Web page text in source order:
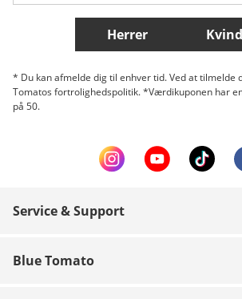
Flere lande
Herrer
* Du kan afmelde dig til enhver tid. Ved at tilmelde
Tomatos fortrolighedspolitik. *Værdikuponen har
på 50.
Service & Support
Blue Tomato